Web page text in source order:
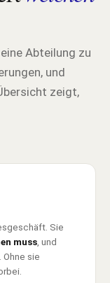
Abteilung zu
und
zeigt,
Sie
muss , und
sie